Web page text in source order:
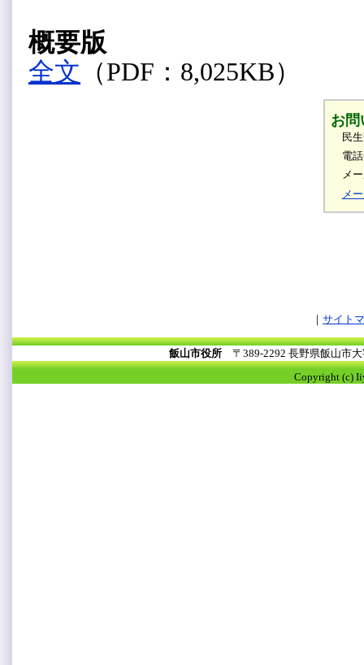
概要版
全文 （PDF：8,025KB）
お問
民
電
メ
メ
サイト
飯山市役所 〒389-2292 長野県飯山市
Copyright (c)